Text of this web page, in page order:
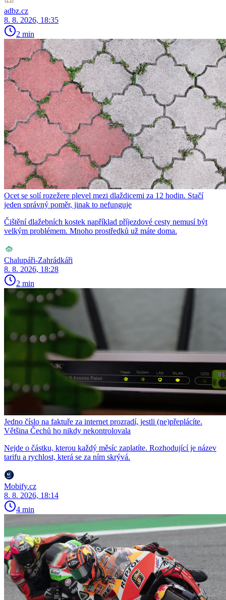
adbz.cz
8. 8. 2026, 18:35
2 min
Ocet se solí rozežere plevel mezi dlaždicemi za 12 hodin. Stačí
jeden správný poměr, jinak to nefunguje
Čištění dlažebních kostek například příjezdové cesty nemusí být
velkým problémem. Mnoho prostředků už máte doma.
Chalupáři-Zahrádkáři
8. 8. 2026, 18:28
2 min
Jedno číslo na faktuře za internet prozradí, jestli (ne)přeplácíte.
Většina Čechů ho nikdy nekontrolovala
Nejde o částku, kterou každý měsíc zaplatíte. Rozhodující je název
tarifu a rychlost, která se za ním skrývá.
Mobify.cz
8. 8. 2026, 18:14
4 min